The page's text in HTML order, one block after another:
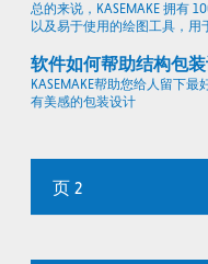
总的来说，KASEMAKE 拥有
以及易于使用的绘图工具，
软件如何帮助结构包装
KASEMAKE帮助您给人留下
有美感的包装设计
页 2